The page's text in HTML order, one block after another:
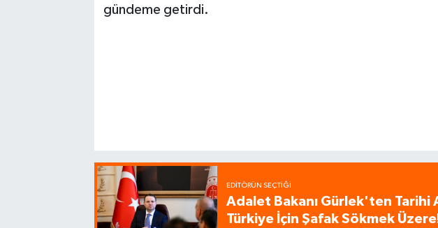
gündeme getirdi.
EDITÖRÜN SEÇTIĞI
Adalet Bakanı Gürlek'ten Tarihi
Türkiye İçin Şafak Sökmek